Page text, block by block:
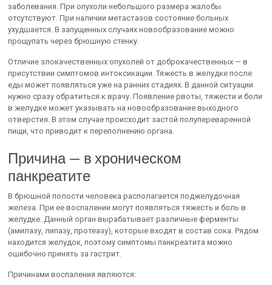
заболевания. При опухоли небольшого размера жалобы
отсутствуют. При наличии метастазов состояние больных
ухудшается. В запущенных случаях новообразование можно
прощупать через брюшную стенку.
Отличие злокачественных опухолей от доброкачественных — в
присутствии симптомов интоксикации. Тяжесть в желудке после
еды может появляться уже на ранних стадиях. В данной ситуации
нужно сразу обратиться к врачу. Появление рвоты, тяжести и боли
в желудке может указывать на новообразование выходного
отверстия. В этом случае происходит застой полупереваренной
пищи, что приводит к переполнению органа.
Причина — в хроническом
панкреатите
В брюшной полости человека располагается поджелудочная
железа. При ее воспалении могут появляться тяжесть и боль в
желудке. Данный орган вырабатывает различные ферменты
(амилазу, липазу, протеазу), которые входят в состав сока. Рядом
находится желудок, поэтому симптомы панкреатита можно
ошибочно принять за гастрит.
Причинами воспаления являются: